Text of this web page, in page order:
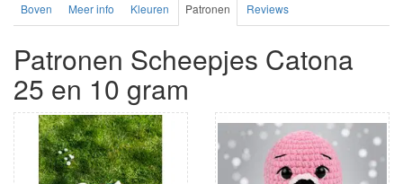
Boven Meer info Kleuren Patronen Reviews
Patronen Scheepjes Catona
25 en 10 gram